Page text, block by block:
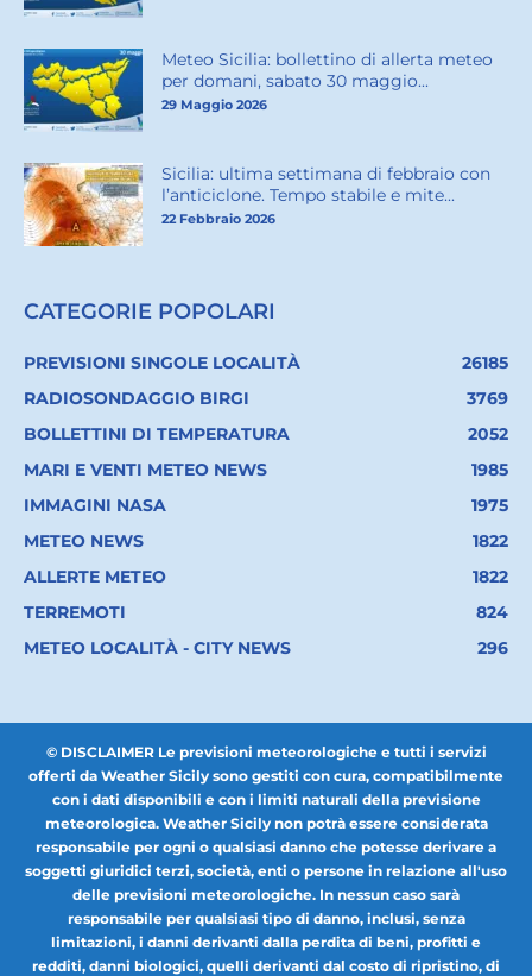
Meteo Sicilia: bollettino di allerta meteo
per domani, sabato 30 maggio...
29 Maggio 2026
Sicilia: ultima settimana di febbraio con
l’anticiclone. Tempo stabile e mite...
22 Febbraio 2026
CATEGORIE POPOLARI
PREVISIONI SINGOLE LOCALITÀ
26185
RADIOSONDAGGIO BIRGI
3769
BOLLETTINI DI TEMPERATURA
2052
MARI E VENTI METEO NEWS
1985
IMMAGINI NASA
1975
METEO NEWS
1822
ALLERTE METEO
1822
TERREMOTI
824
METEO LOCALITÀ - CITY NEWS
296
© DISCLAIMER Le previsioni meteorologiche e tutti i servizi
offerti da Weather Sicily sono gestiti con cura, compatibilmente
con i dati disponibili e con i limiti naturali della previsione
meteorologica. Weather Sicily non potrà essere considerata
responsabile per ogni o qualsiasi danno che potesse derivare a
soggetti giuridici terzi, società, enti o persone in relazione all'uso
delle previsioni meteorologiche. In nessun caso sarà
responsabile per qualsiasi tipo di danno, inclusi, senza
limitazioni, i danni derivanti dalla perdita di beni, profitti e
redditi, danni biologici, quelli derivanti dal costo di ripristino, di